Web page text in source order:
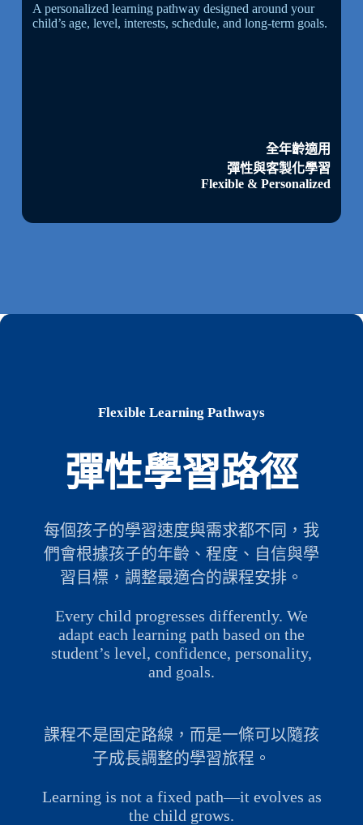
A personalized learning pathway designed around your
child’s age, level, interests, schedule, and long-term goals.
全年齡適用
彈性與客製化學習
Flexible & Personalized
Flexible Learning Pathways
彈性學習路徑
每個孩子的學習速度與需求都不同，我
們會根據孩子的年齡、程度、自信與學
習目標，調整最適合的課程安排。
Every child progresses differently. We
adapt each learning path based on the
student’s level, confidence, personality,
and goals.
課程不是固定路線，而是一條可以隨孩
子成長調整的學習旅程。
Learning is not a fixed path—it evolves as
the child grows.